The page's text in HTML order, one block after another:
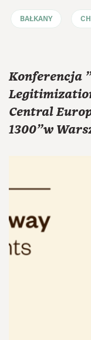
BAŁKANY
Konferencja
Central
1300"w